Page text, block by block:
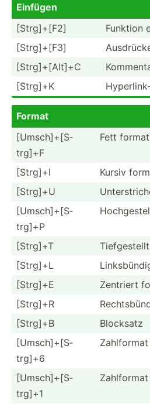
Einfügen
[​Strg­]+[F2]
Funktion
[​Strg­]+[F3]
[Strg]­+[A­lt]+C
[Strg]+K
Format
[Umsch­​]+­[​S­
trg]+F
Fett
[​Strg]+I
Kursiv
[​Strg]+U
[Umsch­​]+­[​S­
trg]+P
[Strg]+T
[Strg]+L
[Strg]+E
Zentriert
[Strg]+R
[Strg]+B
Blocksatz
[Umsch­​]+­[​S­
trg]+6
[Umsch­​]+­[​S­
trg]+1